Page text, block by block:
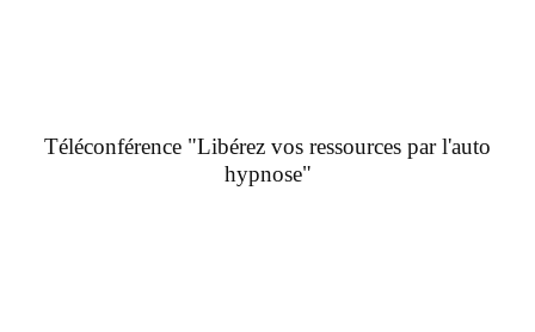
Téléconférence "Libérez vos ressources par l'auto
hypnose"